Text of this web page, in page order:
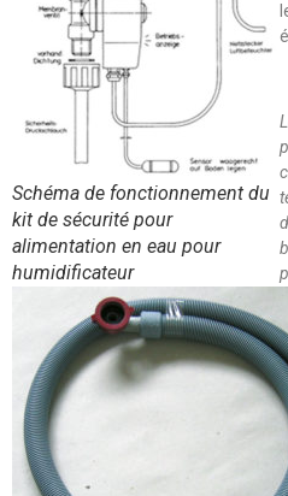
Schéma de fonctionnement du
kit de sécurité pour
alimentation en eau pour
humidificateur